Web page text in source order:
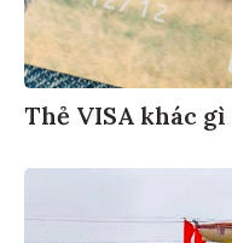
Thẻ VISA khác gì